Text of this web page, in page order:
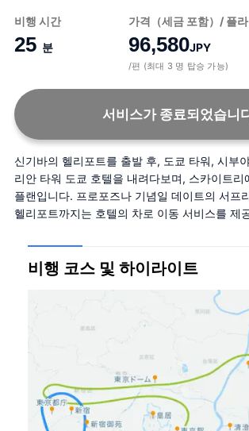
비행 시간
25 분
가격（세금 포함）/ 플
96,580JPY
/편 (최대 3 명 탑승 가능)
서비스가 종료되었습니
신기바의 헬리포트를 출발 후, 도쿄 타워, 시부
리안 타워 도쿄 호텔을 내려다보며, 스카이트리
플랜입니다. 프로포즈나 기념일 데이트의 서프
헬리포트까지는 호텔의 차로 이동 서비스를 제
비행 코스 및 하이라이트